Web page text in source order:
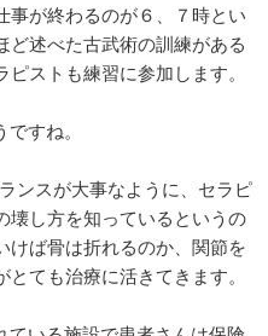
事が終わるのが６、７時とい
ど述べた古武術の訓練がある
ストも練習に参加します。
すね。
ンスが大事なように、セラピ
壊し方を知っているというの
けば骨は折れるのか、関節を
ても治療に活きてきます。